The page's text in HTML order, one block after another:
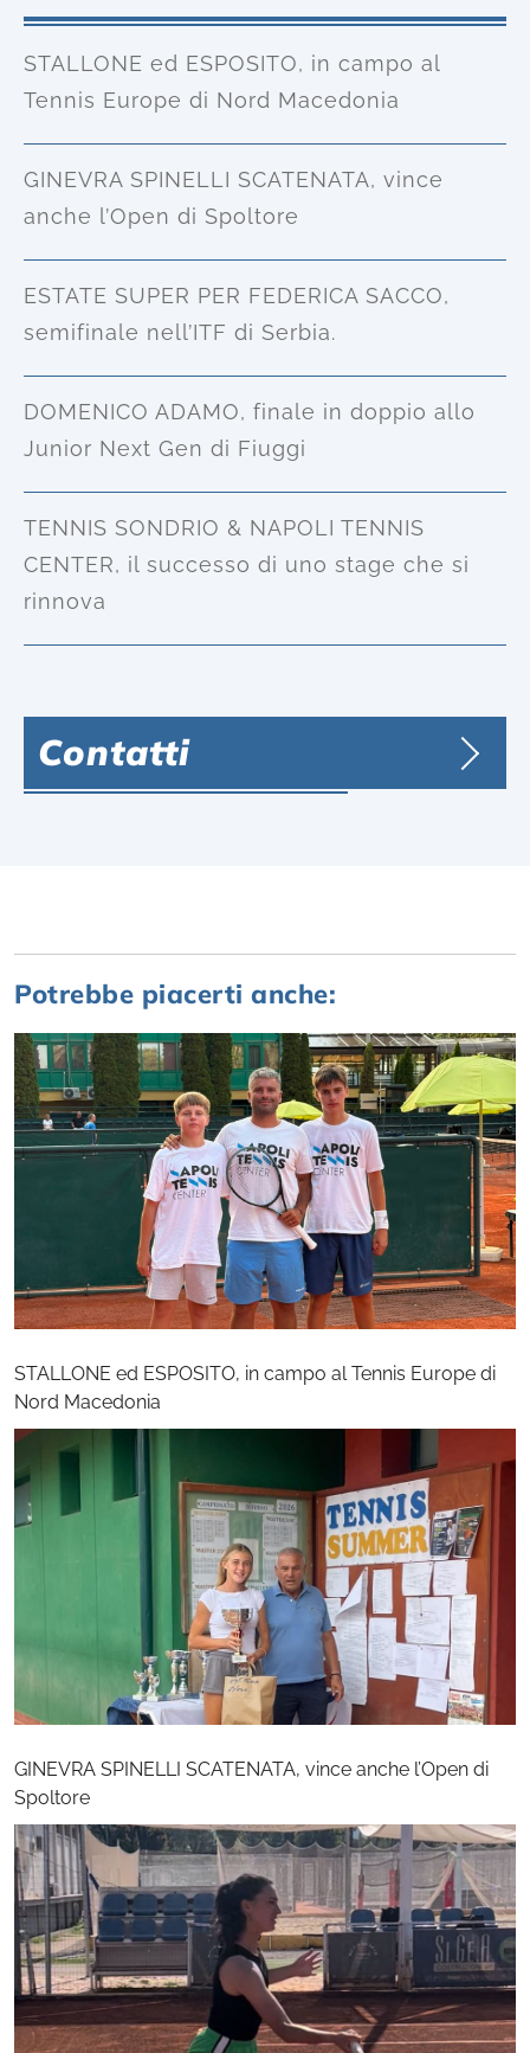
STALLONE ed ESPOSITO, in campo al
Tennis Europe di Nord Macedonia
GINEVRA SPINELLI SCATENATA, vince
anche l’Open di Spoltore
ESTATE SUPER PER FEDERICA SACCO,
semifinale nell’ITF di Serbia.
DOMENICO ADAMO, finale in doppio allo
Junior Next Gen di Fiuggi
TENNIS SONDRIO & NAPOLI TENNIS
CENTER, il successo di uno stage che si
rinnova
Contatti
Potrebbe piacerti anche:
STALLONE ed ESPOSITO, in campo al Tennis Europe di
Nord Macedonia
GINEVRA SPINELLI SCATENATA, vince anche l’Open di
Spoltore